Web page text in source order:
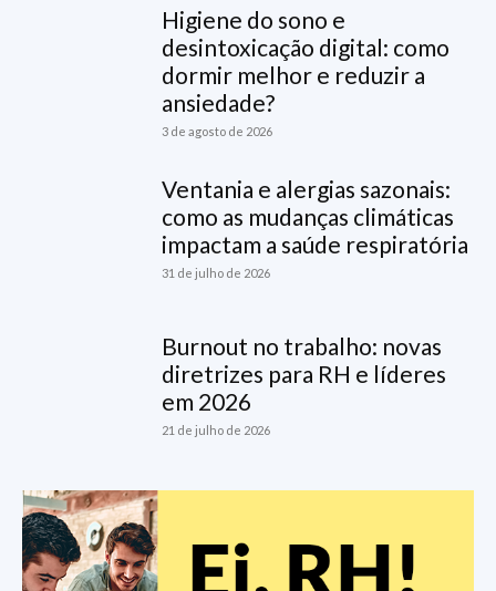
Higiene do sono e
desintoxicação digital: como
dormir melhor e reduzir a
ansiedade?
3 de agosto de 2026
Ventania e alergias sazonais:
como as mudanças climáticas
impactam a saúde respiratória
31 de julho de 2026
Burnout no trabalho: novas
diretrizes para RH e líderes
em 2026
21 de julho de 2026